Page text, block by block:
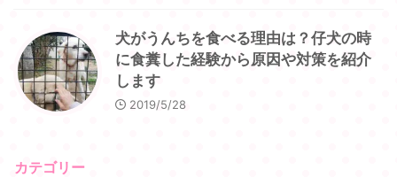
犬がうんちを食べる理由は？仔犬の時
に食糞した経験から原因や対策を紹介
します
2019/5/28
カテゴリー